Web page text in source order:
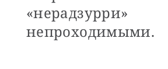
«нерадзурри»
непроходимыми.